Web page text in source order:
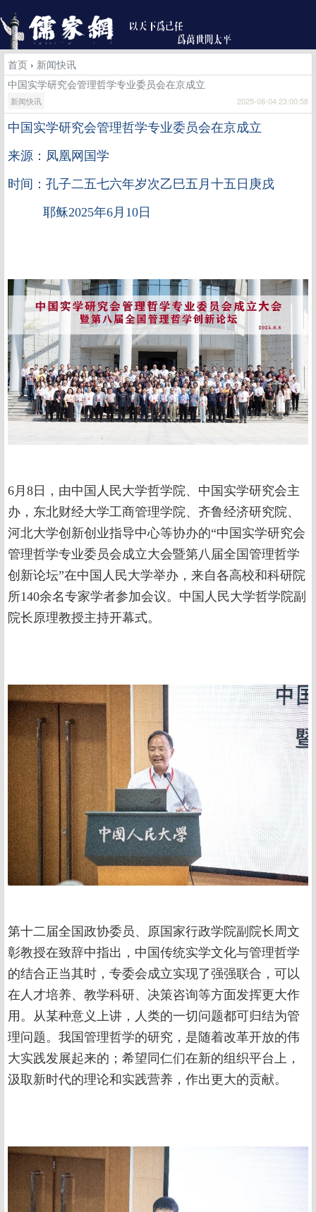
首页 › 新闻快讯
中国实学研究会管理哲学专业委员会在京成立
新闻快讯 2025-08-04 23:00:58
中国实学研究会管理哲学专业委员会在京成立
来源：凤凰网国学
时间：孔子二五七六年岁次乙巳五月十五日庚戌
耶稣2025年6月10日
6月8日，由中国人民大学哲学院、中国实学研究会主
办，东北财经大学工商管理学院、齐鲁经济研究院、
河北大学创新创业指导中心等协办的“中国实学研究会
管理哲学专业委员会成立大会暨第八届全国管理哲学
创新论坛”在中国人民大学举办，来自各高校和科研院
所140余名专家学者参加会议。中国人民大学哲学院副
院长原理教授主持开幕式。
第十二届全国政协委员、原国家行政学院副院长周文
彰教授在致辞中指出，中国传统实学文化与管理哲学
的结合正当其时，专委会成立实现了强强联合，可以
在人才培养、教学科研、决策咨询等方面发挥更大作
用。从某种意义上讲，人类的一切问题都可归结为管
理问题。我国管理哲学的研究，是随着改革开放的伟
大实践发展起来的；希望同仁们在新的组织平台上，
汲取新时代的理论和实践营养，作出更大的贡献。